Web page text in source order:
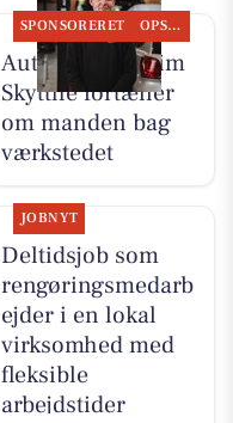
SPONSORERET OPSLAGSTAVLEN
Autotekniker Kim
Skytthe fortæller
om manden bag
værkstedet
JOBNYT
Deltidsjob som
rengøringsmedarb
ejder i en lokal
virksomhed med
fleksible
arbejdstider